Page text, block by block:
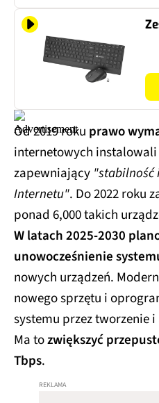
Od 2019 roku prawo
internetowych
zapewniający "stabilność
Internetu". Do 2022 roku
ponad 6,000 takich
W latach 2025-2030
unowocześnienie
nowych urządzeń.
nowego sprzętu i
systemu przez tworzenie
Ma tozwiększyć
Tbps.